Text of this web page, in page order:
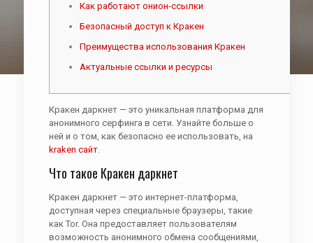
Как работают онион-ссылки
Безопасный доступ к Кракен
Преимущества использования Кракен
Актуальные ссылки и ресурсы
Кракен даркнет — это уникальная платформа для
анонимного серфинга в сети. Узнайте больше о
ней и о том, как безопасно ее использовать, на
kraken сайт.
Что такое Кракен даркнет
Кракен даркнет — это интернет-платформа,
доступная через специальные браузеры, такие
как Tor. Она предоставляет пользователям
возможность анонимного обмена сообщениями,